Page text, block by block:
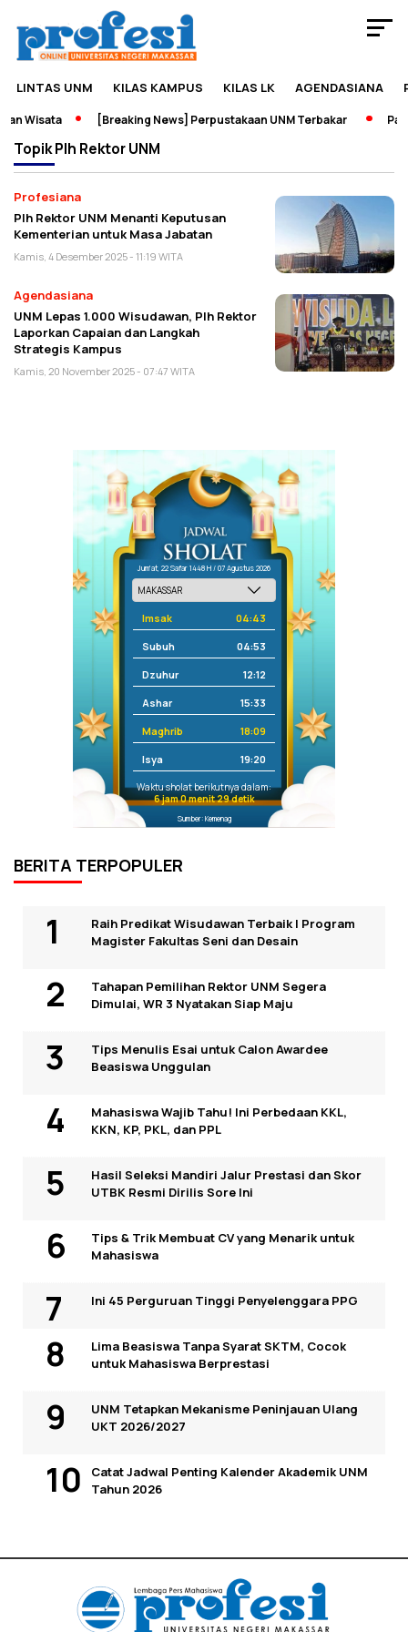
LINTAS UNM KILAS KAMPUS KILAS LK AGENDASIANA
Wisata [Breaking News] Perpustakaan UNM Terbakar
TopikPlh Rektor UNM
Profesiana
Plh Rektor UNM Menanti Keputusan
Kementerian untuk Masa Jabatan
Kamis, 4 Desember 2025 - 11:19 WITA
Agendasiana
UNM Lepas 1.000 Wisudawan, Plh Rektor
Laporkan Capaian dan Langkah
Strategis Kampus
Kamis, 20 November 2025 - 07:47 WITA
Jum'at, 22 Safar 1448 H / 07 Agustus 2026
Imsak 04:43
Subuh 04:53
Dzuhur 12:12
Ashar 15:33
Maghrib 18:09
Isya 19:20
Waktu sholat berikutnya dalam:
6 jam 0 menit 29 detik
Sumber: Kemenag
BERITA TERPOPULER
Raih Predikat Wisudawan Terbaik I Program
Magister Fakultas Seni dan Desain
Tahapan Pemilihan Rektor UNM Segera
Dimulai, WR 3 Nyatakan Siap Maju
Tips Menulis Esai untuk Calon Awardee
Beasiswa Unggulan
Mahasiswa Wajib Tahu! Ini Perbedaan KKL,
KKN, KP, PKL, dan PPL
Hasil Seleksi Mandiri Jalur Prestasi dan Skor
UTBK Resmi Dirilis Sore Ini
Tips & Trik Membuat CV yang Menarik untuk
Mahasiswa
Ini 45 Perguruan Tinggi Penyelenggara PPG
Lima Beasiswa Tanpa Syarat SKTM, Cocok
untuk Mahasiswa Berprestasi
UNM Tetapkan Mekanisme Peninjauan Ulang
UKT 2026/2027
Catat Jadwal Penting Kalender Akademik UNM
Tahun 2026